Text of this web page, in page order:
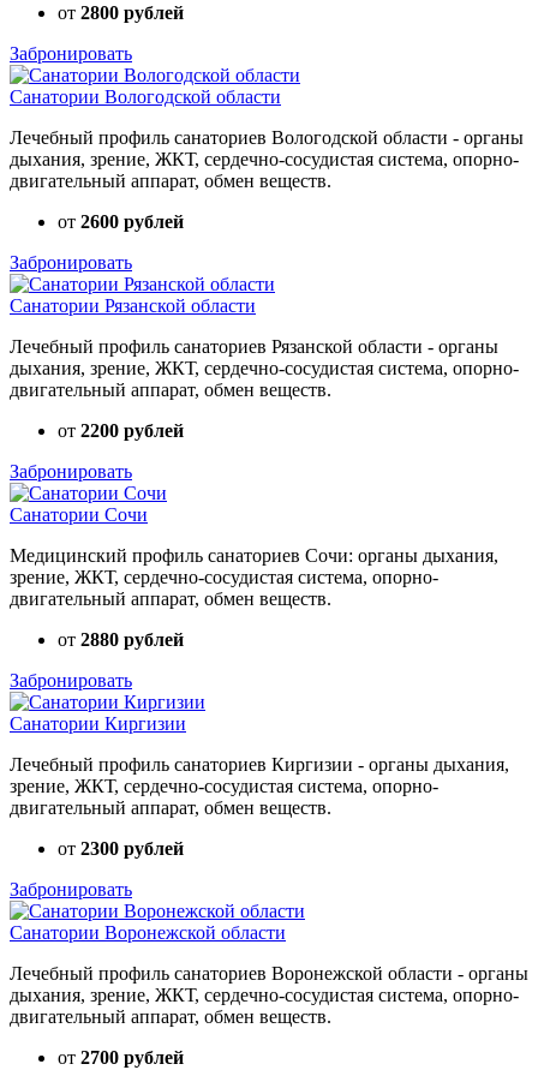
от 2800 рублей
Забронировать
Санатории Вологодской области
Лечебный профиль санаториев Вологодской области - органы
дыхания, зрение, ЖКТ, сердечно-сосудистая система, опорно-
двигательный аппарат, обмен веществ.
от 2600 рублей
Забронировать
Санатории Рязанской области
Лечебный профиль санаториев Рязанской области - органы
дыхания, зрение, ЖКТ, сердечно-сосудистая система, опорно-
двигательный аппарат, обмен веществ.
от 2200 рублей
Забронировать
Санатории Сочи
Медицинский профиль санаториев Сочи: органы дыхания,
зрение, ЖКТ, сердечно-сосудистая система, опорно-
двигательный аппарат, обмен веществ.
от 2880 рублей
Забронировать
Санатории Киргизии
Лечебный профиль санаториев Киргизии - органы дыхания,
зрение, ЖКТ, сердечно-сосудистая система, опорно-
двигательный аппарат, обмен веществ.
от 2300 рублей
Забронировать
Санатории Воронежской области
Лечебный профиль санаториев Воронежской области - органы
дыхания, зрение, ЖКТ, сердечно-сосудистая система, опорно-
двигательный аппарат, обмен веществ.
от 2700 рублей